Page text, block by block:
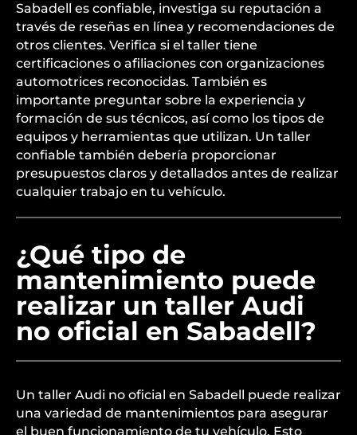
Sabadell es confiable, investiga su reputación a
través de reseñas en línea y recomendaciones de
otros clientes. Verifica si el taller tiene
certificaciones o afiliaciones con organizaciones
automotrices reconocidas. También es
importante preguntar sobre la experiencia y
formación de sus técnicos, así como los tipos de
equipos y herramientas que utilizan. Un taller
confiable también debería proporcionar
presupuestos claros y detallados antes de realizar
cualquier trabajo en tu vehículo.
¿Qué tipo de
mantenimiento puede
realizar un taller Audi
no oficial en Sabadell?
Un taller Audi no oficial en Sabadell puede realizar
una variedad de mantenimientos para asegurar
el buen funcionamiento de tu vehículo. Esto